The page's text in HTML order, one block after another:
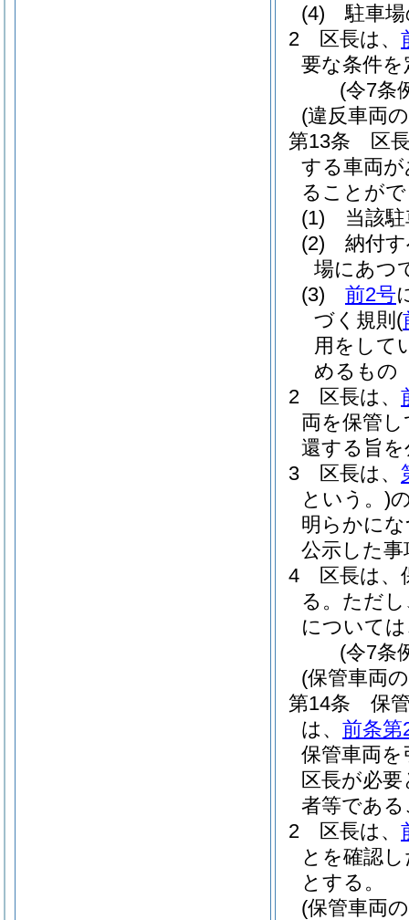
(4)
駐車
2
区長は、
要な条件
(令7条
(違反車両
第13条
区
する車両
ることが
(1)
当該
(2)
納付
場にあつ
(3)
前2号
づく規則 (
用をして
めるもの
2
区長は、
両を保管
還する旨
3
区長は、
という。)
明らかに
公示した
4
区長は
る。 ただ
について
(令7条
(保管車両
第14条
保
は、 前条第
保管車両
区長が必
者等であ
2
区長は、
とを確認
とする。
(保管車両